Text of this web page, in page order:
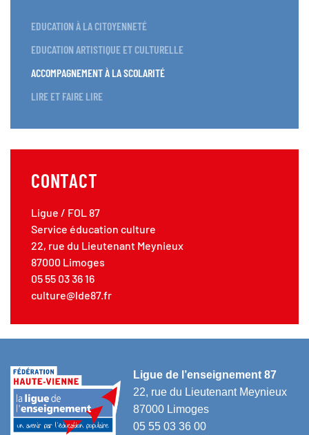
EDUCATION À LA CITOYENNETÉ
EDUCATION ARTISTIQUE ET CULTURELLE
ACCOMPAGNEMENT À LA SCOLARITÉ
LIRE ET FAIRE LIRE
CONTACT
Ligue / FOL 87
Service éducation culture
22, rue du Lieutenant Meynieux
87000 Limoges
05 55 03 36 16
culture@lde87.fr
Ligue de l’enseignement 87
22, rue du Lieutenant Meynieux
87000 Limoges
05 55 03 36 00